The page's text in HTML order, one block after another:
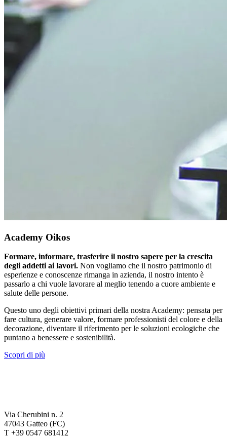
Academy Oikos
Formare, informare, trasferire il nostro sapere per la crescita
degli addetti ai lavori. Non vogliamo che il nostro patrimonio di
esperienze e conoscenze rimanga in azienda, il nostro intento è
passarlo a chi vuole lavorare al meglio tenendo a cuore ambiente e
salute delle persone.
Questo uno degli obiettivi primari della nostra Academy: pensata per
fare cultura, generare valore, formare professionisti del colore e della
decorazione, diventare il riferimento per le soluzioni ecologiche che
puntano a benessere e sostenibilità.
Scopri di più
Via Cherubini n. 2
47043 Gatteo (FC)
T +39 0547 681412